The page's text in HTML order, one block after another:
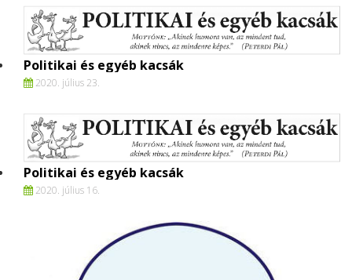
Politikai és egyéb kacsák
2020. július 23.
Politikai és egyéb kacsák
2020. július 16.